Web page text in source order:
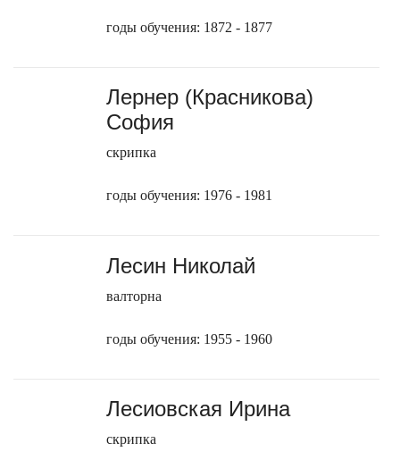
годы обучения: 1872 - 1877
Лернер (Красникова)
София
скрипка
годы обучения: 1976 - 1981
Лесин Николай
валторна
годы обучения: 1955 - 1960
Лесиовская Ирина
скрипка